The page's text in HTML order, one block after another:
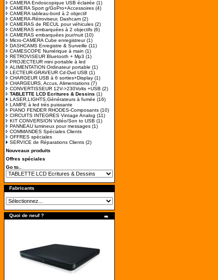
CAMERA Endoscopique USB éclairée (1)
CAMERA Sport g/GoPro+Accessoires (4)
CAMERA tableau-bord à 2 objectif
CAMERA-Rétroviseur, Dashcam (2)
CAMERAS de RECUL pour véhicules (2)
CAMERAS embarquées à 2 objectifs (6)
CAMERAS embarquées jour/nuit (10)
Micro-CAMERA Cube enregistreur(1)
DASHCAMS Enregistre & Surveille (11)
CAMESCOPE Numérique à main (1)
RETROVISEUR Bluetooth + Mp3 (1)
PROJECTEUR mini portable à led
ALIMENTATION Ordinateur portable (1)
LECTEUR-GRAVEUR Cd-Dvd USB (1)
CHARGEUR USB à 6 sorties+Display (1)
CHARGEURS, Accus, Alimentations (7)
CONVERTISSEUR 12V->230Volts +USB (2)
TABLETTE LCD Ecritures & Dessins (1)
LASER,LIGHTS,Générateurs à fumée (16)
LAMPE à led très puissante
PIANO FENDER RHODES-Composants (10)
CIRCUITS INTEGRES Vintage Analog (11)
KIT CONVERSION Vidéo/Son to USB (1)
PANNEAU lumineux pour messages (1)
COMMANDES Spéciales Clients
OFFRES spéciales
SERVICE de Réparations Clients (2)
Nouveaux produits
Offres spéciales
Go to..
Fabricants
Quoi de neuf ?